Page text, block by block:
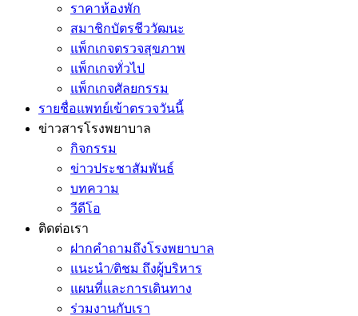
ราคาห้องพัก
สมาชิกบัตรชีววัฒนะ
แพ็กเกจตรวจสุขภาพ
แพ็กเกจทั่วไป
แพ็กเกจศัลยกรรม
รายชื่อแพทย์เข้าตรวจวันนี้
ข่าวสารโรงพยาบาล
กิจกรรม
ข่าวประชาสัมพันธ์
บทความ
วีดีโอ
ติดต่อเรา
ฝากคำถามถึงโรงพยาบาล
แนะนำ/ติชม ถึงผู้บริหาร
แผนที่และการเดินทาง
ร่วมงานกับเรา